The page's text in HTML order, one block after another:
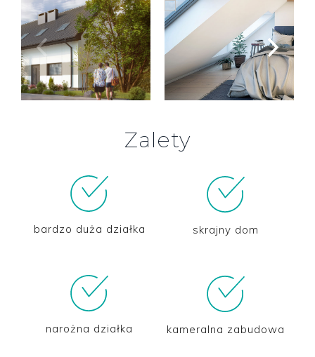
Zalety
bardzo duża działka skrajny dom
narożna działka kameralna zabudowa